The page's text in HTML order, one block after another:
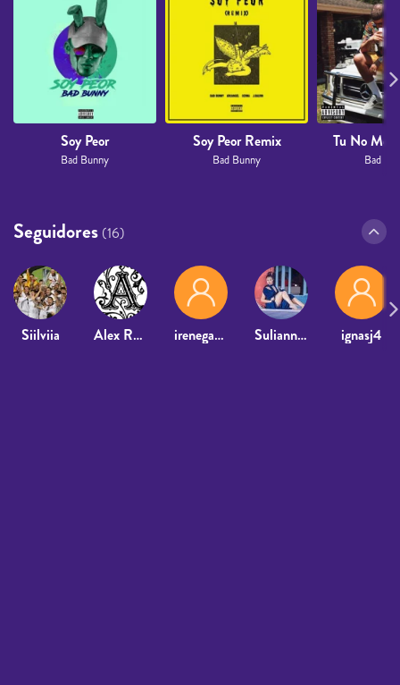
Soy Peor
Bad Bunny
Soy Peor Remix
Bad Bunny
Tu No
Bad
Seguidores (16)
Siilviia Alex Romero2006 irenegarciia_ Suliannis Godinez ignasj4